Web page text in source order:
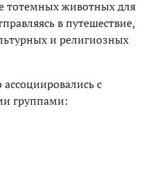
тотемных животных для
в путешествие,
и религиозных
с
группами: